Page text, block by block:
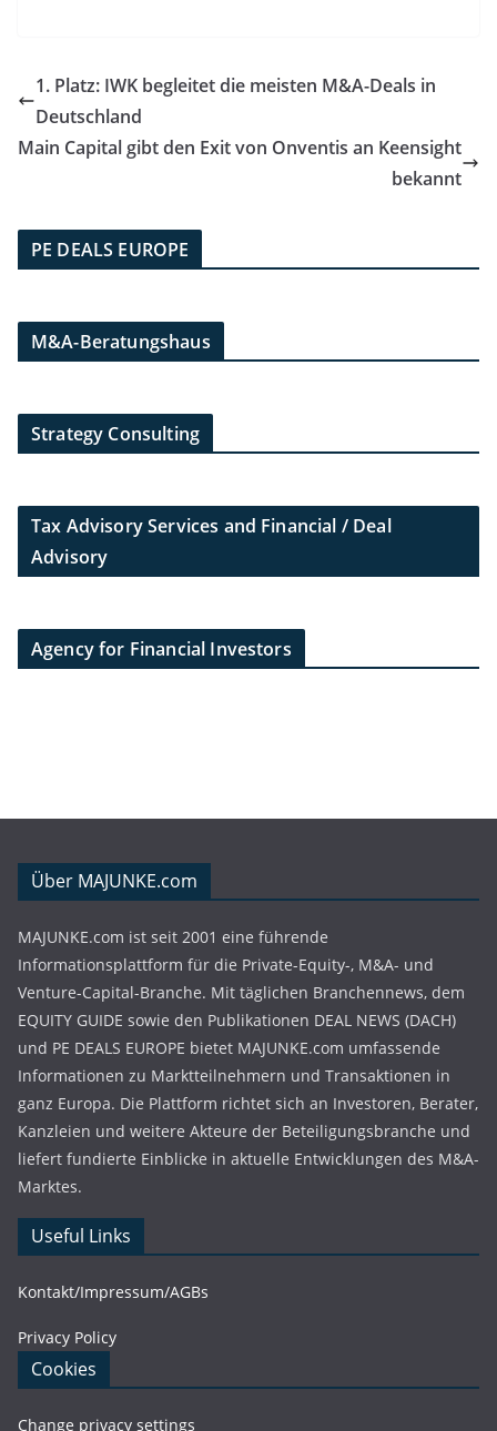
1. Platz: IWK begleitet die meisten M&A-Deals in
Deutschland
Main Capital gibt den Exit von Onventis an Keensight
bekannt
PE DEALS EUROPE
M&A-Beratungshaus
Strategy Consulting
Tax Advisory Services and Financial / Deal
Advisory
Agency for Financial Investors
Über MAJUNKE.com
MAJUNKE.com ist seit 2001 eine führende
Informationsplattform für die Private-Equity-, M&A- und
Venture-Capital-Branche. Mit täglichen Branchennews, dem
EQUITY GUIDE sowie den Publikationen DEAL NEWS (DACH)
und PE DEALS EUROPE bietet MAJUNKE.com umfassende
Informationen zu Marktteilnehmern und Transaktionen in
ganz Europa. Die Plattform richtet sich an Investoren, Berater,
Kanzleien und weitere Akteure der Beteiligungsbranche und
liefert fundierte Einblicke in aktuelle Entwicklungen des M&A-
Marktes.
Useful Links
Kontakt/Impressum/AGBs
Privacy Policy
Cookies
Change privacy settings